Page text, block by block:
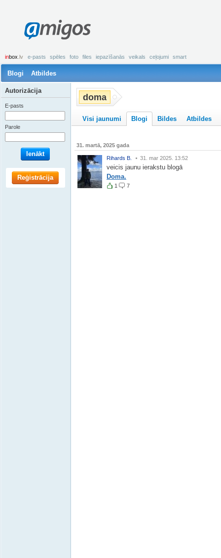
amigos
inbox .lv e-pasts spēles foto files iepazīšanās veikals ceļojumi smart
Blogi Atbildes
doma
Visi jaunumi Blogi Bildes Atbildes
31. martā, 2025 gada
Rihards B. 31. mar 2025. 13:52
veicis jaunu ierakstu blogā
Doma.
1 7
Autorizācija
E-pasts
Parole
Ienākt
Reģistrācija